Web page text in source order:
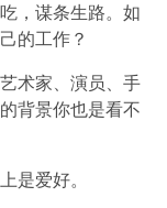
，谋条生路。如
的工作？
术家、演员、手
背景你也是看不
是爱好。